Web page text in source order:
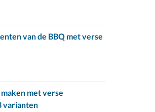
van de BBQ met verse
met verse
varianten